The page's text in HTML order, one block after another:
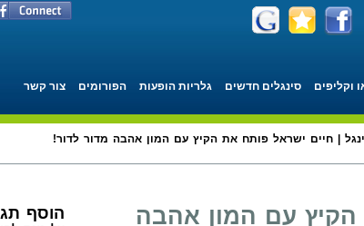
וקליפים סינגלים חדשים גלריות הופעות הפורומים צור קשר
| חיים ישראל פותח את הקיץ עם המון אהבה מדור לדור!
עם המון אהבה הוסף